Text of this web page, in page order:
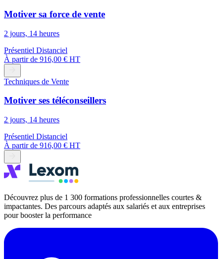
Motiver sa force de vente
2 jours, 14 heures
Présentiel Distanciel
À partir de 916,00 € HT
Techniques de Vente
Motiver ses téléconseillers
2 jours, 14 heures
Présentiel Distanciel
À partir de 916,00 € HT
Découvrez plus de 1 300 formations professionnelles courtes &
impactantes. Des parcours adaptés aux salariés et aux entreprises
pour booster la performance